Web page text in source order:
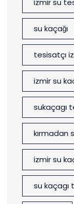
izmir su
su kaçağı
tesisatçı
izmir su
sukaçagı
kırmadan
izmir su
su kaçagı